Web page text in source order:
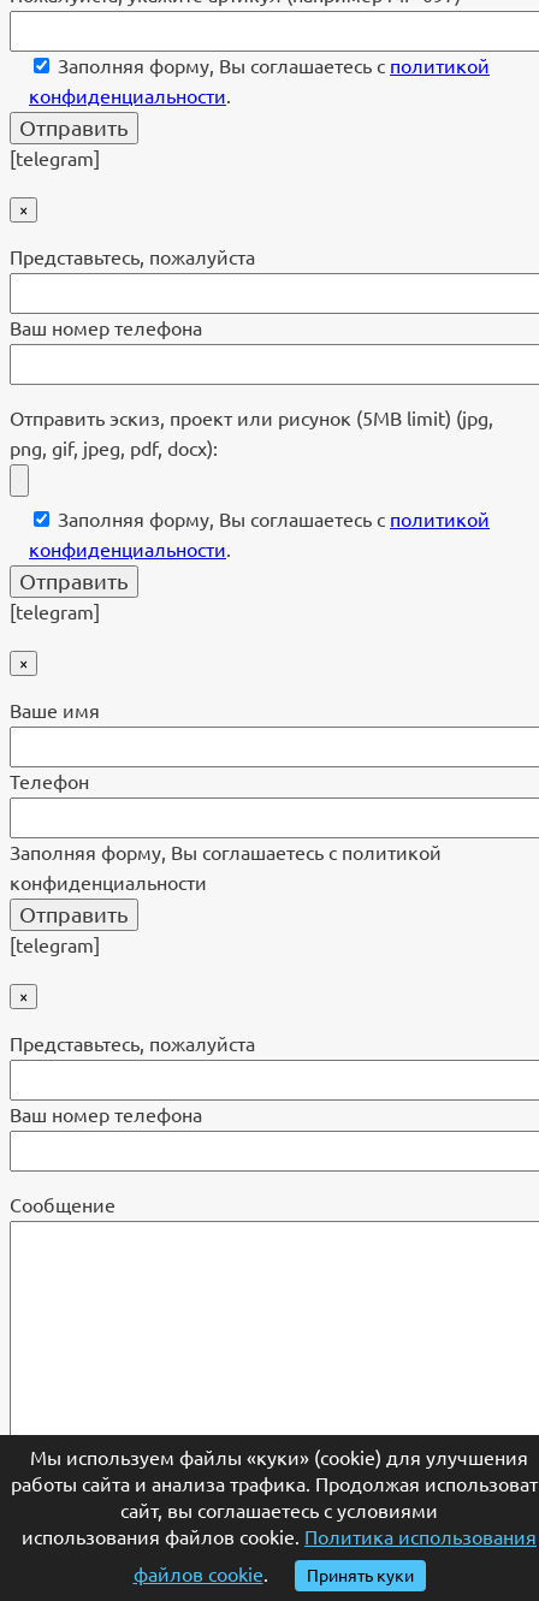
Мы используем файлы «куки» (cookie) для улучшения
работы сайта и анализа трафика. Продолжая
сайт, вы соглашаетесь с условиями
использования файлов cookie. Политика использования
файлов cookie. Принять куки
Заполняя форму, Вы соглашаетесь с политикой
конфиденциальности.
[telegram]
×
Представьтесь, пожалуйста
Ваш номер телефона
Отправить эскиз, проект или рисунок (5MB limit) (jpg,
png, gif, jpeg, pdf, docx):
Заполняя форму, Вы соглашаетесь с политикой
конфиденциальности.
[telegram]
×
Ваше имя
Телефон
Заполняя форму, Вы соглашаетесь с политикой
конфиденциальности
[telegram]
×
Представьтесь, пожалуйста
Ваш номер телефона
Cообщение
Заполняя форму, Вы соглашаетесь сполитикой